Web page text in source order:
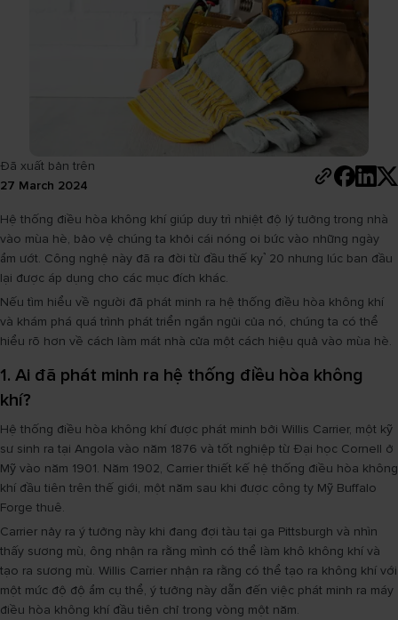
Đã xuất bản trên
27 March 2024
Hệ thống điều hòa không khí giúp duy trì nhiệt độ lý tưởng trong nhà
vào mùa hè, bảo vệ chúng ta khỏi cái nóng oi bức vào những ngày
ẩm ướt. Công nghệ này đã ra đời từ đầu thế kỷ 20 nhưng lúc ban đầu
lại được áp dụng cho các mục đích khác.
Nếu tìm hiểu về người đã phát minh ra hệ thống điều hòa không khí
và khám phá quá trình phát triển ngắn ngủi của nó, chúng ta có thể
hiểu rõ hơn về cách làm mát nhà cửa một cách hiệu quả vào mùa hè.
1. Ai đã phát minh ra hệ thống điều hòa không
khí?
Hệ thống điều hòa không khí được phát minh bởi Willis Carrier, một kỹ
sư sinh ra tại Angola vào năm 1876 và tốt nghiệp từ Đại học Cornell ở
Mỹ vào năm 1901. Năm 1902, Carrier thiết kế hệ thống điều hòa không
khí đầu tiên trên thế giới, một năm sau khi được công ty Mỹ Buffalo
Forge thuê.
Carrier nảy ra ý tưởng này khi đang đợi tàu tại ga Pittsburgh và nhìn
thấy sương mù, ông nhận ra rằng mình có thể làm khô không khí và
tạo ra sương mù. Willis Carrier nhận ra rằng có thể tạo ra không khí với
một mức độ độ ẩm cụ thể, ý tưởng này dẫn đến việc phát minh ra máy
điều hòa không khí đầu tiên chỉ trong vòng một năm.